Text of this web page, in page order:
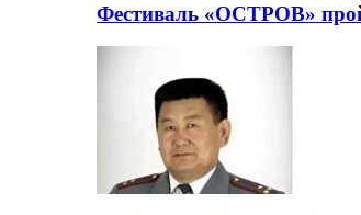
Фестиваль «ОСТРОВ»